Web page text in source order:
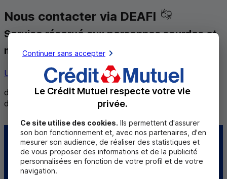
Nous contacter via DEAFI
Service réservé aux personnes sourdes et
malentendantes
Utiliser ce service
de 8h30 à 12h et de 14h à 18h du lundi au vendredi,
de 8h30 à 12h le samedi
Centre d'aide Trouver une caisse
Sourds et
Continuer sans accepter
Le Crédit Mutuel respecte votre vie
privée.
Ce site utilise des cookies. Ils permettent d'assurer
son bon fonctionnement et, avec nos partenaires, d'en
mesurer son audience, de réaliser des statistiques et
de vous proposer des informations et de la publicité
personnalisées en fonction de votre profil et de votre
navigation.